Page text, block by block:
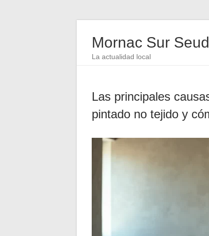
Mornac Sur
La actualidad local
Las principales
pintado no tejido y